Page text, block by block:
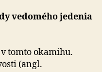
vedomého jedenia
tomto okamihu.
(angl.